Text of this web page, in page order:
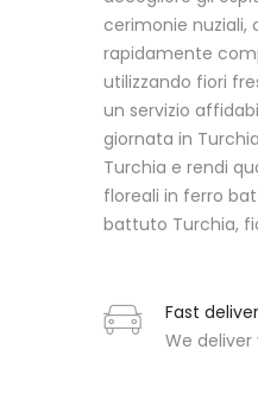
cerimonie
rapidamente
utilizzando fiori
un servizio
giornata in
Turchia e rendi
floreali in ferro
battuto Turchia,
Fast
We deliver